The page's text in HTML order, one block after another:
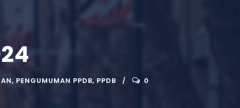
, PENGUMUMAN PPDB, PPDB 0